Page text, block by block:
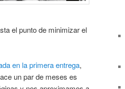
el punto de minimizar el
en la primera entrega,
un par de meses es